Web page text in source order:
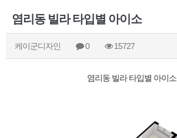
염리동 빌라 타입별 아이소
케이군디자인 0 15727
염리동 빌라 타입별 아이소